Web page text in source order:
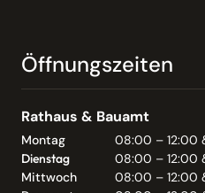
Öffnungszeiten
Rathaus & Bauamt
Montag
08:00 – 12:00
Dienstag
08:00 – 12:00
Mittwoch
08:00 – 12:00